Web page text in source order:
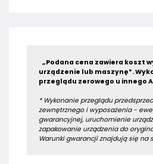
„Podana cena zawiera koszt
urządzenie lub maszynę*.
przeglądu zerowego u innego
* Wykonanie przeglądu
zewnętrznego i wyposażenia -
gwarancyjnej, uruchomienie
zapakowanie urządzenia do
Warunki gwarancji znajdują się na